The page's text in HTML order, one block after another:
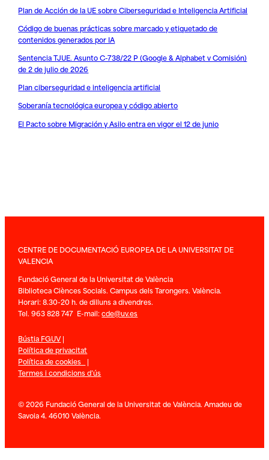
Plan de Acción de la UE sobre Ciberseguridad e Inteligencia Artificial
Código de buenas prácticas sobre marcado y etiquetado de
contenidos generados por IA
Sentencia TJUE. Asunto C-738/22 P (Google & Alphabet v Comisión)
de 2 de julio de 2026
Plan ciberseguridad e inteligencia artificial
Soberanía tecnológica europea y código abierto
El Pacto sobre Migración y Asilo entra en vigor el 12 de junio
CENTRE DE DOCUMENTACIÓ EUROPEA DE LA UNIVERSITAT DE
VALENCIA
Fundació General de la Universitat de València
Biblioteca Ciènces Socials. Campus dels Tarongers. València.
Horari: 8.30-20 h. de dilluns a divendres.
Tel. 963 828 747 E-mail:cde@uv.es
Bústia FGUV|
Política de privacitat
Política de cookies |
Termes i condicions d’ús
© 2026 Fundació General de la Universitat de València. Amadeu de
Savoia 4. 46010 València.